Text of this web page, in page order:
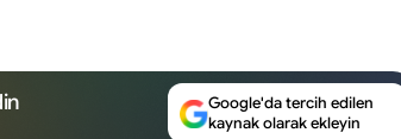
Google'da tercih edilen
kaynak olarak ekleyin